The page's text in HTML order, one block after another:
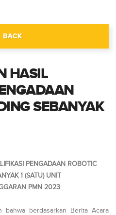
BACK
HASIL
SEBANYAK
PENGADAAN ROBOTIC
1 (SATU) UNIT
PMN 2023
bahwa berdasarkan Berita Acara